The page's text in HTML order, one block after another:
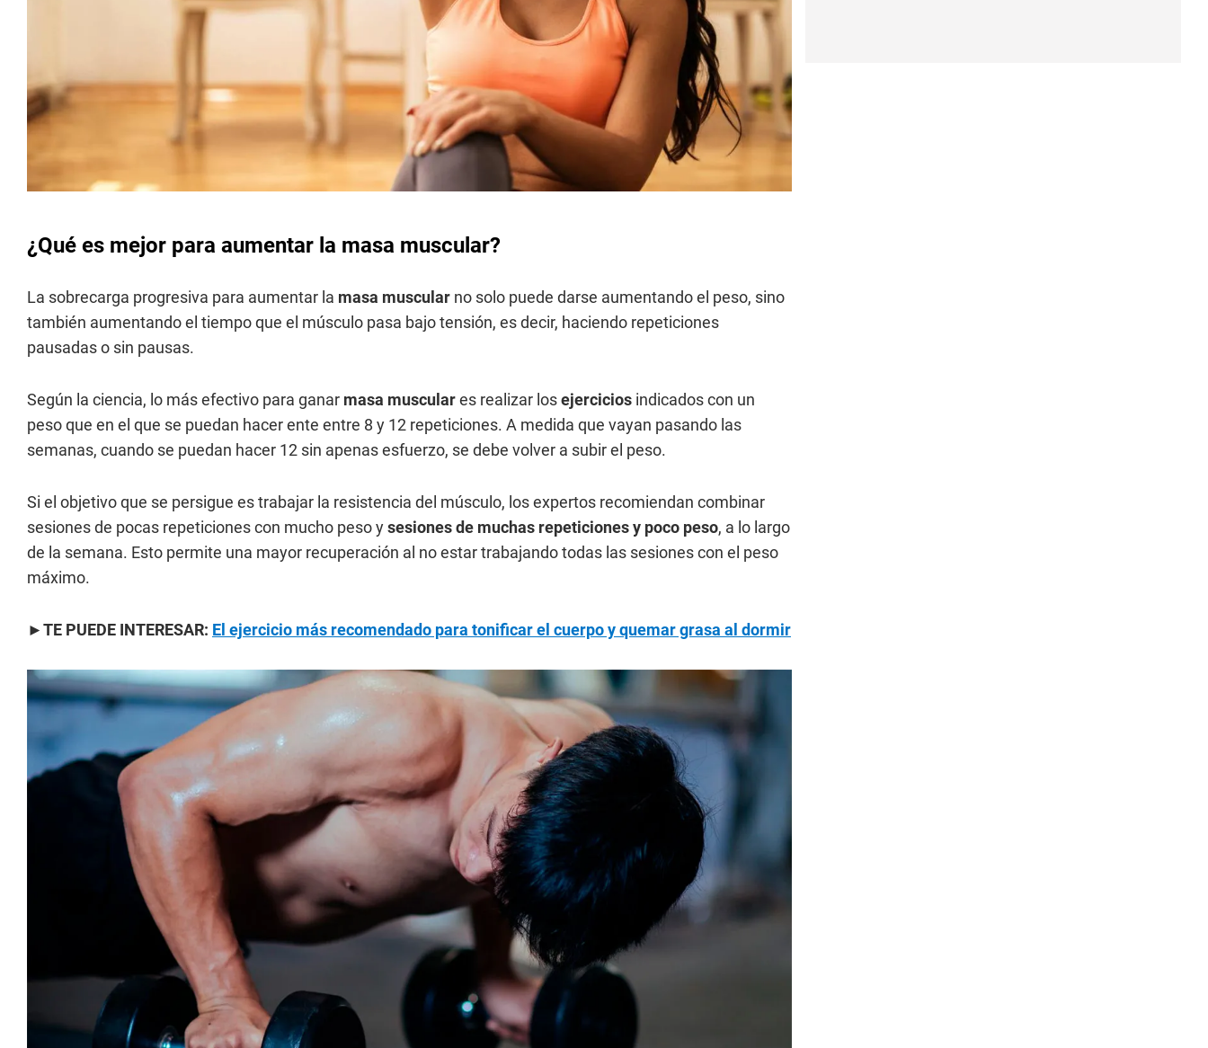
¿Qué es mejor para aumentar la masa muscular?
La sobrecarga progresiva para aumentar la masa muscular no solo puede darse aumentando el peso, sino
también aumentando el tiempo que el músculo pasa bajo tensión, es decir, haciendo repeticiones
pausadas o sin pausas.
Según la ciencia, lo más efectivo para ganar masa musculares realizar losejercicios indicados con un
peso que en el que se puedan hacer ente entre 8 y 12 repeticiones. A medida que vayan pasando las
semanas, cuando se puedan hacer 12 sin apenas esfuerzo, se debe volver a subir el peso.
Si el objetivo que se persigue es trabajar la resistencia del músculo, los expertos recomiendan combinar
sesiones de pocas repeticiones con mucho peso ysesiones de muchas repeticiones y poco peso, a lo largo
de la semana. Esto permite una mayor recuperación al no estar trabajando todas las sesiones con el peso
máximo.
►TE PUEDE INTERESAR: El ejercicio más recomendado para tonificar el cuerpo y quemar grasa al dormir